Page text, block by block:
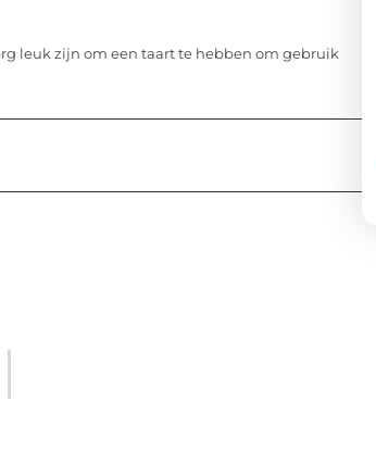
leuk zijn om een taart te hebben om gebruik